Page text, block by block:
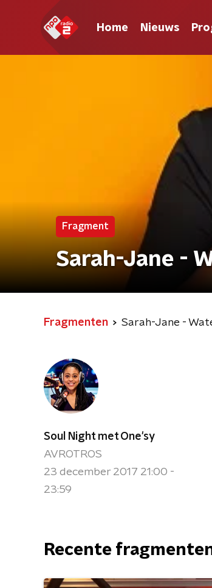
Home Nieuws
Fragment
Sarah-Jane -
Fragmenten Sarah-Jane -
Soul Night met One'sy
AVROTROS
23 december 2017 21:00 -
23:59
Recente